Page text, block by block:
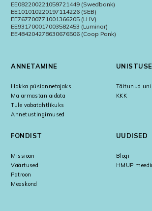
EE082200221059721449 (Swedbank)
EE101010220197114226 (SEB)
EE767700771001366205 (LHV)
EE931700017003582453 (Luminor)
EE484204278630676506 (Coop Pank)
ANNETAMINE
Hakka püsiannetajaks
Ma armastan aidata
Tule vabatahtlikuks
Annetustingimused
Täitunud
KKK
FONDIST
Missioon
Väärtused
Patroon
Meeskond
UUDISED
Blogi
HMUP